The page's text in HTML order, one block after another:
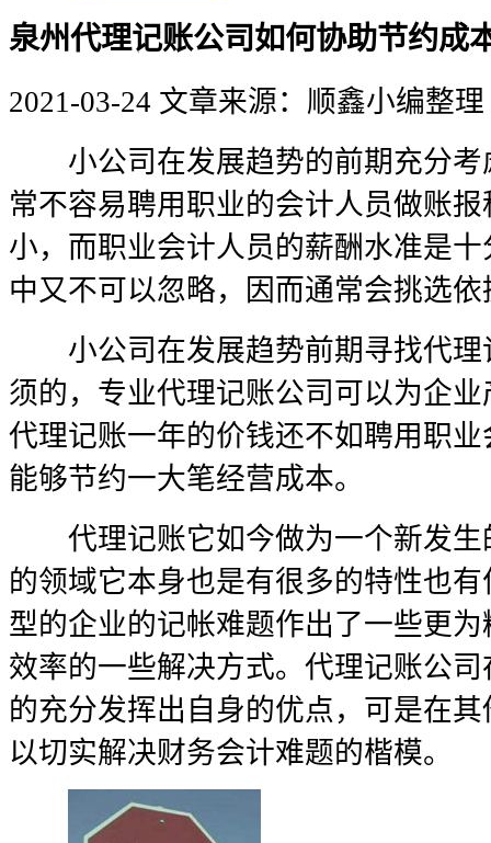
泉州代理记账公司如何协助节约成
2021-03-24 文章来源：顺鑫小编整理
小公司在发展趋势的前期充分考
常不容易聘用职业的会计人员做账
小，而职业会计人员的薪酬水准是
中又不可以忽略，因而通常会挑选
小公司在发展趋势前期寻找代理
须的，专业代理记账公司可以为企
代理记账一年的价钱还不如聘用职
能够节约一大笔经营成本。
代理记账它如今做为一个新发生
的领域它本身也是有很多的特性也
型的企业的记帐难题作出了一些更
效率的一些解决方式。代理记账公
的充分发挥出自身的优点，可是在
以切实解决财务会计难题的楷模。